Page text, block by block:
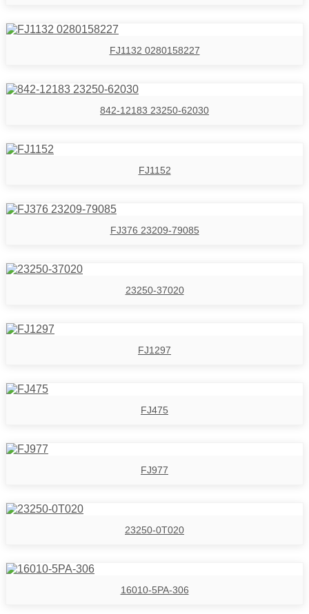
FJ1132 0280158227
842-12183 23250-62030
FJ1152
FJ376 23209-79085
23250-37020
FJ1297
FJ475
FJ977
23250-0T020
16010-5PA-306